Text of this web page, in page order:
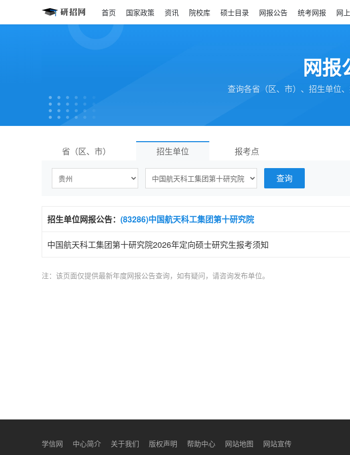
首页 国家政策 资讯 院校库 硕士目录 网报公告 统考网报 网
网报
查询各省（区、市）、招生单位
省（区、市） 招生单位 报考点
招生单位网报公告： (83286)中国航天科工集团第十研究院
中国航天科工集团第十研究院2026年定向硕士研究生报考须知
注：该页面仅提供最新年度网报公告查询，如有疑问，请咨询发布单位。
学信网 中心简介 关于我们 版权声明 帮助中心 网站地图 网站宣传